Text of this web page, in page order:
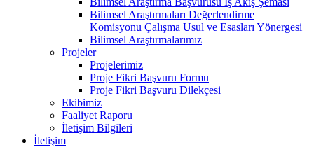
Bilimsel Araştırmaları Değerlendirme
Komisyonu Çalışma Usul ve Esasları Yönergesi
Bilimsel Araştırmalarımız
Projeler
Projelerimiz
Proje Fikri Başvuru Formu
Proje Fikri Başvuru Dilekçesi
Ekibimiz
Faaliyet Raporu
İletişim Bilgileri
İletişim